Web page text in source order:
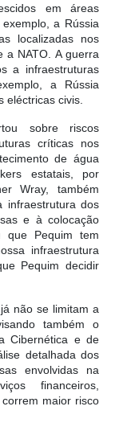
em áreas
a Rússia
localizadas nos
a NATO. A guerra
a infraestruturas
a Rússia
eléctricas civis.
sobre riscos
críticas nos
de água
estatais, por
Wray, também
infraestrutura dos
e à colocação
que Pequim tem
infraestrutura
Pequim decidir
não se limitam a
também o
Cibernética e de
detalhada dos
envolvidas na
financeiros,
maior risco